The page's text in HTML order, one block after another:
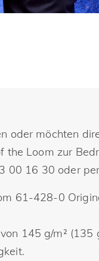
oder möchten
the Loom zur
00 16 30 oder
61-428-0
145 g/m²